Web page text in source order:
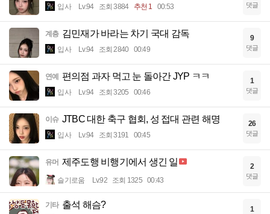
입사 Lv.94 조회 3884 추천 1 00:53 댓글
계층 김민재가 바라는 차기 국대 감독
입사 Lv.94 조회 2840 00:49
9
댓글
연예 편의점 과자 먹고 눈 돌아간 JYP ㅋㅋ
입사 Lv.94 조회 3205 00:46
1
댓글
이슈 JTBC 대한 축구 협회, 성 접대 관련 해명
입사 Lv.94 조회 3191 00:45
26
댓글
유머 제주도행 비행기에서 생긴 일
슬기로움 Lv.92 조회 1325 00:43
2
댓글
기타 출석 해슴? 1